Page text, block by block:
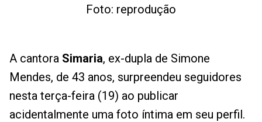
Foto: reprodução
A cantora Simaria, ex-dupla de Simone
Mendes, de 43 anos, surpreendeu seguidores
nesta terça-feira (19) ao publicar
acidentalmente uma foto íntima em seu perfil.